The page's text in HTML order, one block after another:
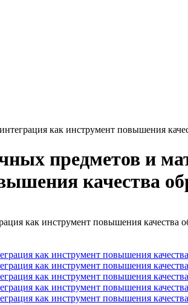
как инструмент повышения
предметов и
качества
как инструмент повышения качества